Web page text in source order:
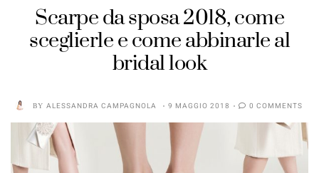
Scarpe da sposa 2018, come
sceglierle e come abbinarle al
bridal look
BY ALESSANDRA CAMPAGNOLA 9 MAGGIO 2018 0 COMMENTS